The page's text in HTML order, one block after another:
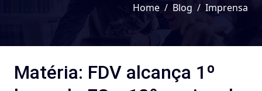
Home Blog Imprensa
Matéria: FDV alcança 1º